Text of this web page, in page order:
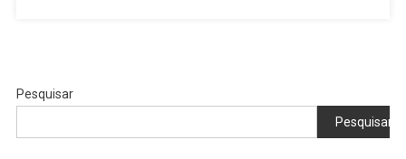
Pesquisar
Pesquisar